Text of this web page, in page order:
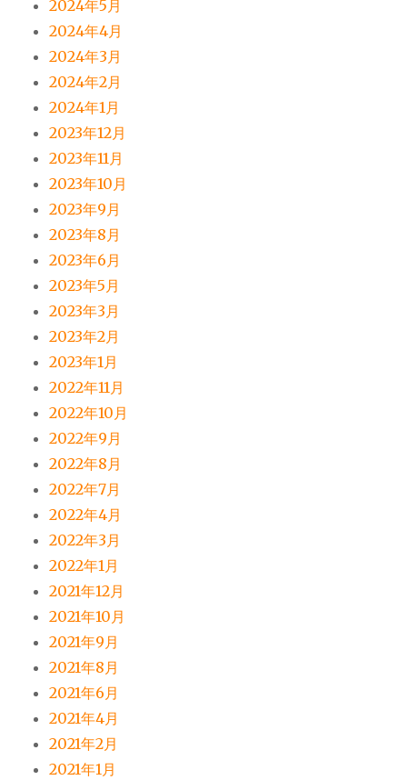
2024年5月
2024年4月
2024年3月
2024年2月
2024年1月
2023年12月
2023年11月
2023年10月
2023年9月
2023年8月
2023年6月
2023年5月
2023年3月
2023年2月
2023年1月
2022年11月
2022年10月
2022年9月
2022年8月
2022年7月
2022年4月
2022年3月
2022年1月
2021年12月
2021年10月
2021年9月
2021年8月
2021年6月
2021年4月
2021年2月
2021年1月